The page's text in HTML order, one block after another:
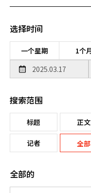
选择时间
一个星期 1个
搜索范围
标题 正文
记者 全部
全部的